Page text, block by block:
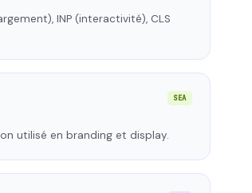
INP (interactivité), CLS
SEA
utilisé en branding et display.